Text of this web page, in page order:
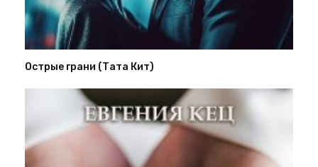
Острые грани (Тата Кит)